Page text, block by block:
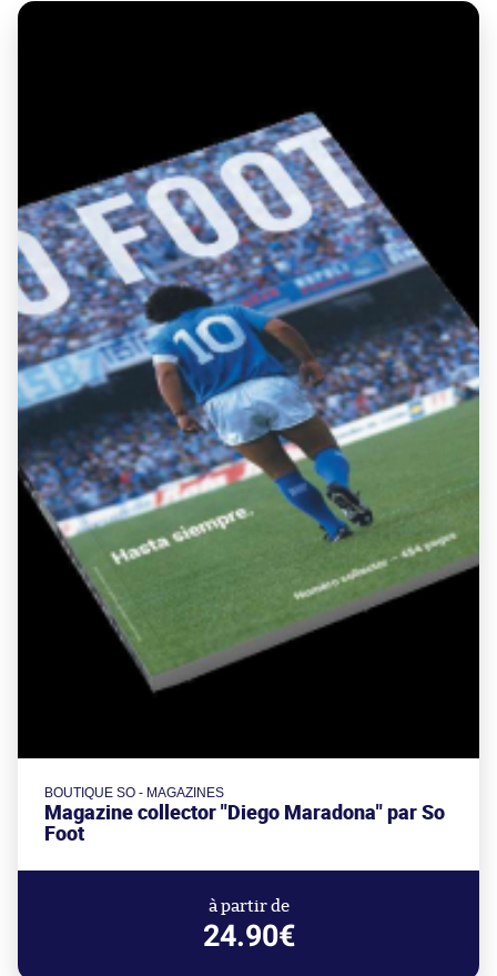
BOUTIQUE SO - MAGAZINES
Magazine collector "Diego Maradona" par So
Foot
à partir de
24.90€